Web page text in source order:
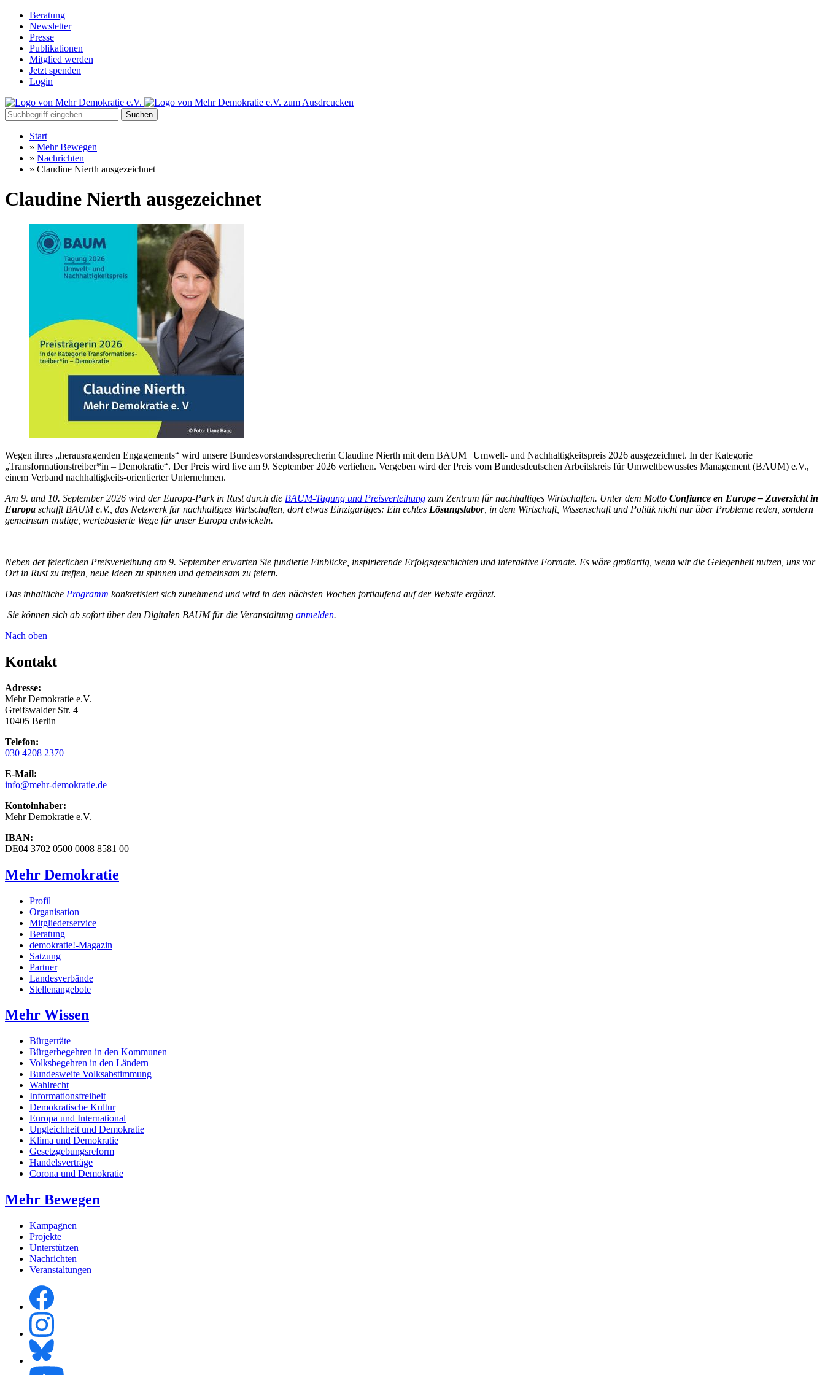
Beratung
Newsletter
Presse
Publikationen
Mitglied werden
Jetzt spenden
Login
Suchen
Start
» Mehr Bewegen
» Nachrichten
» Claudine Nierth ausgezeichnet
Claudine Nierth ausgezeichnet
Wegen ihres „herausragenden Engagements“ wird unsere Bundesvorstandssprecherin Claudine Nierth mit dem BAUM | Umwelt- und Nachhaltigkeitspreis 2026 ausgezeichnet. In der Kategorie
„Transformationstreiber*in – Demokratie“. Der Preis wird live am 9. September 2026 verliehen. Vergeben wird der Preis vom Bundesdeutschen Arbeitskreis für Umweltbewusstes Management (BAUM) e.V.,
einem Verband nachhaltigkeits-orientierter Unternehmen.
Am 9. und 10. September 2026 wird der Europa-Park in Rust durch die BAUM-Tagung und Preisverleihung zum Zentrum für nachhaltiges Wirtschaften. Unter dem Motto Confiance en Europe – Zuversicht in
Europa schafft BAUM e.V., das Netzwerk für nachhaltiges Wirtschaften, dort etwas Einzigartiges: Ein echtes Lösungslabor, in dem Wirtschaft, Wissenschaft und Politik nicht nur über Probleme reden, sondern
gemeinsam mutige, wertebasierte Wege für unser Europa entwickeln.
Neben der feierlichen Preisverleihung am 9. September erwarten Sie fundierte Einblicke, inspirierende Erfolgsgeschichten und interaktive Formate. Es wäre großartig, wenn wir die Gelegenheit nutzen, uns vor
Ort in Rust zu treffen, neue Ideen zu spinnen und gemeinsam zu feiern.
Das inhaltliche Programm konkretisiert sich zunehmend und wird in den nächsten Wochen fortlaufend auf der Website ergänzt.
Sie können sich ab sofort über den Digitalen BAUM für die Veranstaltung anmelden.
Nach oben
Kontakt
Adresse:
Mehr Demokratie e.V.
Greifswalder Str. 4
10405 Berlin
Telefon:
030 4208 2370
E-Mail:
info@mehr-demokratie.de
Kontoinhaber:
Mehr Demokratie e.V.
IBAN:
DE04 3702 0500 0008 8581 00
Mehr Demokratie
Profil
Organisation
Mitgliederservice
Beratung
demokratie!-Magazin
Satzung
Partner
Landesverbände
Stellenangebote
Mehr Wissen
Bürgerräte
Bürgerbegehren in den Kommunen
Volksbegehren in den Ländern
Bundesweite Volksabstimmung
Wahlrecht
Informationsfreiheit
Demokratische Kultur
Europa und International
Ungleichheit und Demokratie
Klima und Demokratie
Gesetzgebungsreform
Handelsverträge
Corona und Demokratie
Mehr Bewegen
Kampagnen
Projekte
Unterstützen
Nachrichten
Veranstaltungen